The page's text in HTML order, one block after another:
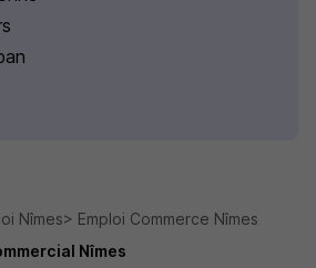
Nîmes
Emploi Commerce Nîmes
Nîmes